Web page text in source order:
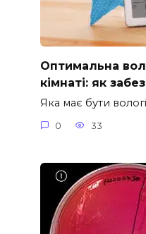
Оптимальна
кімнаті: як
Яка має бути
0 33